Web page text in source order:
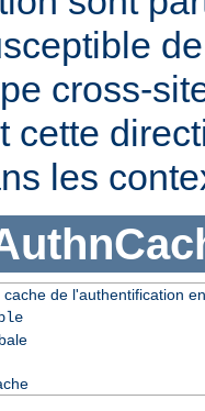
cross-
cette
les
de l'authentification